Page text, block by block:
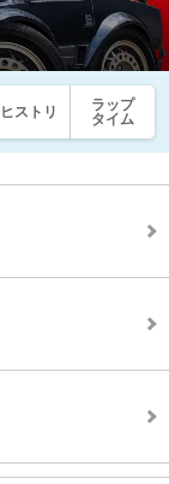
ヒストリ
ラップ
タイム